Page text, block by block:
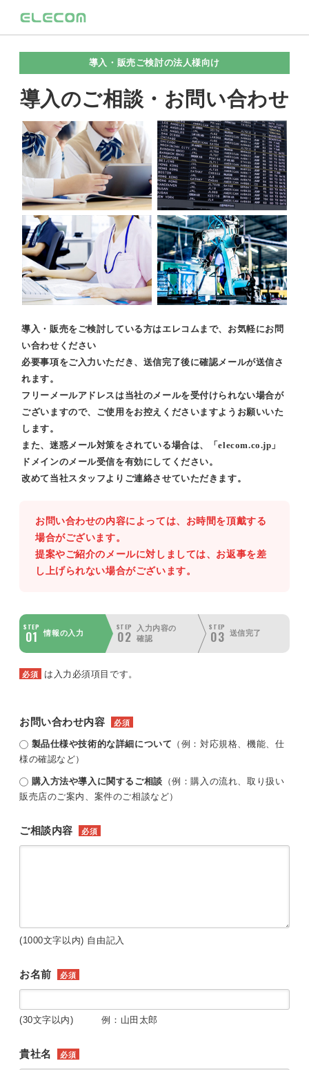
導入・販売ご検討の法人様向け
導入のご相談・お問い合わせ
導入・販売をご検討している方はエレコムまで、お気軽にお問
い合わせください
必要事項をご入力いただき、送信完了後に確認メールが送信さ
れます。
フリーメールアドレスは当社のメールを受付けられない場合が
ございますので、ご使用をお控えくださいますようお願いいた
します。
また、迷惑メール対策をされている場合は、「elecom.co.jp」
ドメインのメール受信を有効にしてください。
改めて当社スタッフよりご連絡させていただきます。
お問い合わせの内容によっては、お時間を頂戴する
場合がございます。
提案やご紹介のメールに対しましては、お返事を差
し上げられない場合がございます。
STEP
01 情報の入力
STEP
02
入力内容の
確認
STEP
03 送信完了
必須 は入力必須項目です。
お問い合わせ内容 必須
製品仕様や技術的な詳細について （例：対応規格、機能、仕
様の確認など）
購入方法や導入に関するご相談 （例：購入の流れ、取り扱い
販売店のご案内、案件のご相談など）
ご相談内容 必須
(1000文字以内) 自由記入
お名前 必須
(30文字以内) 例：山田太郎
貴社名 必須